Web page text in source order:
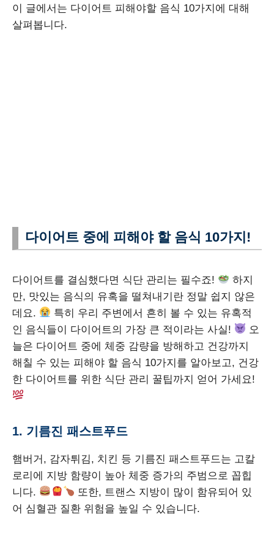
이 글에서는 다이어트 피해야할 음식 10가지에 대해
살펴봅니다.
다이어트 중에 피해야 할 음식 10가지!
다이어트를 결심했다면 식단 관리는 필수죠!
하지
만, 맛있는 음식의 유혹을 떨쳐내기란 정말 쉽지 않은
데요.
특히 우리 주변에서 흔히 볼 수 있는 유혹적
인 음식들이 다이어트의 가장 큰 적이라는 사실!
오
늘은 다이어트 중에 체중 감량을 방해하고 건강까지
해칠 수 있는 피해야 할 음식 10가지를 알아보고, 건강
한 다이어트를 위한 식단 관리 꿀팁까지 얻어 가세요!
1. 기름진 패스트푸드
햄버거, 감자튀김, 치킨 등 기름진 패스트푸드는 고칼
로리에 지방 함량이 높아 체중 증가의 주범으로 꼽힙
니다.
또한, 트랜스 지방이 많이 함유되어 있
어 심혈관 질환 위험을 높일 수 있습니다.